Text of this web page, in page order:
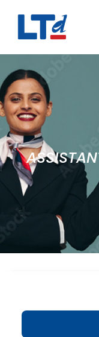
Numéro Vert : 0805
Qui sommes-nous
Rejoignez LTd
Contactez-nous